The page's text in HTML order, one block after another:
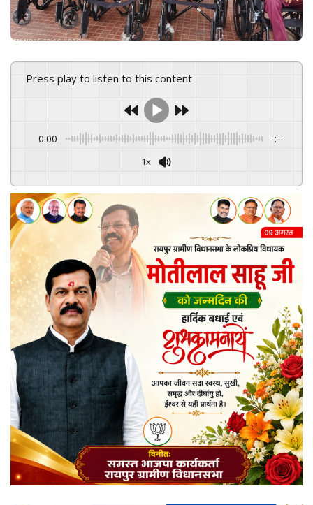
Press play to listen to this content
0:00 -:--
1x
GSpeech